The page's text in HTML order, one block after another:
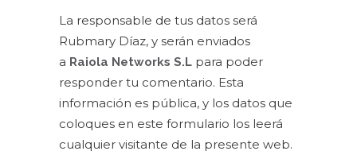
La responsable de tus datos será
Rubmary Díaz, y serán enviados
a Raiola Networks S.L para poder
responder tu comentario. Esta
información es pública, y los datos que
coloques en este formulario los leerá
cualquier visitante de la presente web.